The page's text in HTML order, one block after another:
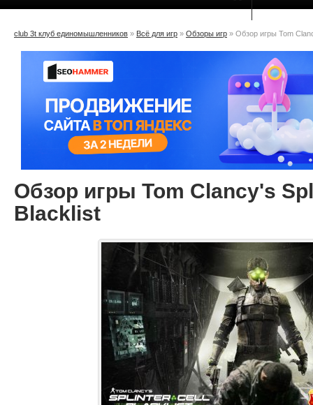
club 3t клуб единомышленников » Всё для игр » Обзоры игр » Обзор игры Tom
Обзор игры Tom Clancy's
Blacklist